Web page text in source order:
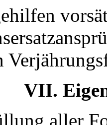
VII.
aller